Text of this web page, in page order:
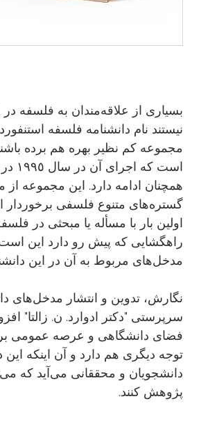
بسیاری از علاقه‌مندان به فلسفه
نیستند نام دانشنامه فلسفه
مجموعه کم نظیر بهره هم برده‌
است
همچنان ادامه دارد. این مجموعه
گستره‌های متنوع فلسفی
اولین بار با مسأله یا مبحثی در
راهگشایی که پیش ‌رو دارد این است
مدخل‌های مربوط به آن در این
نگارش، تدوین و انتشار مدخل‌های
سرپرستی "دکتر ادوارد. ن. زالتا"
فضای دانشگاهی و عرصه عمومی
توجه دیگری هم دارد و آن اینکه این
دانشجویان و محققانی می‌آید که
پژوهش کنند.